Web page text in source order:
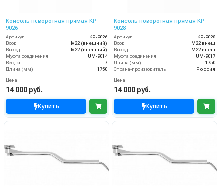
Консоль поворотная прямая KP-
9026
Артикул
KP-9026
Вход
M22 (внешний)
Выход
M22 (внешний)
Муфта соединения
UM-9014
Вес, кг
7
Длина (мм)
1750
Цена
14 000 руб.
Купить
Консоль поворотная прямая KP-
9028
Артикул
KP-9028
Вход
М22 внеш
Выход
М22 внеш
Муфта соединения
UM-9017
Длина (мм)
1750
Страна-производитель
Россия
Цена
14 000 руб.
Купить